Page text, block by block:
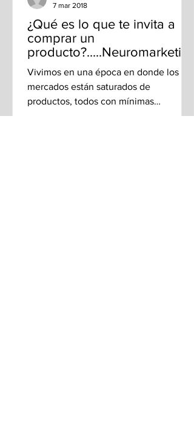
¿Qué es lo que te invita a
comprar un
producto?.....Neuromarketin
g
Vivimos en una época en donde los
mercados están saturados de
productos, todos con mínimas
7 mar 2018